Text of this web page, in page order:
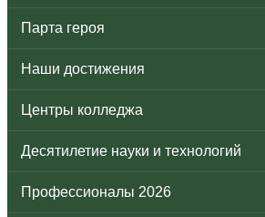
Парта героя
Наши достижения
Центры колледжа
Десятилетие науки и технологий
Профессионалы 2026